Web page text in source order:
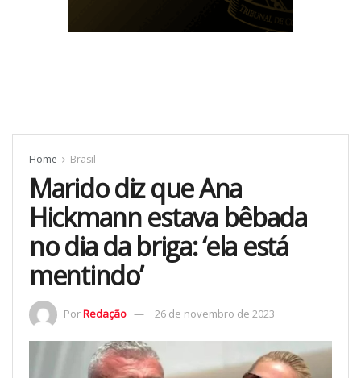
Home Brasil
Marido diz que Ana
Hickmann estava bêbada
no dia da briga: ‘ela está
mentindo’
PorRedação 26 de novembro de 2023